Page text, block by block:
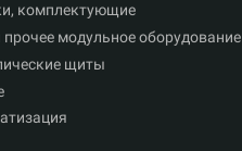
комплектующие
модульное оборудование
щиты